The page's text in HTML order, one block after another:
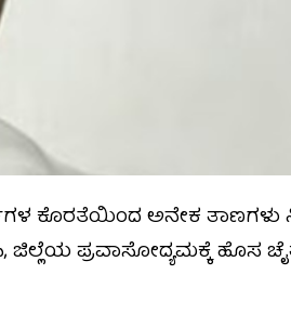
ಕೊರತೆಯಿಂದ ಅನೇಕ ತಾಣಗಳು
ಜಿಲ್ಲೆಯ ಪ್ರವಾಸೋದ್ಯಮಕ್ಕೆ ಹೊಸ